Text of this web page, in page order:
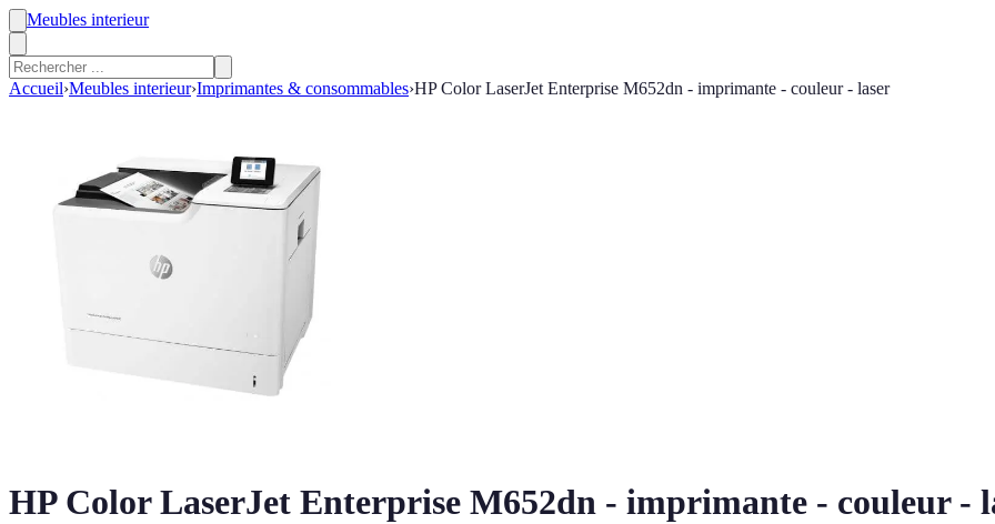
Meubles interieur
Accueil›Meubles interieur›Imprimantes & consommables›HP Color LaserJet Enterprise M652dn - imprimante - couleur - laser
HP Color LaserJet Enterprise M652dn - imprimante - couleur -